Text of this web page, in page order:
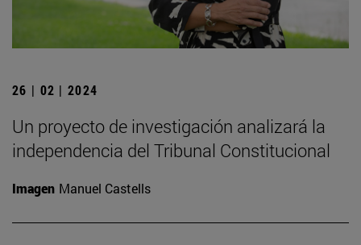
26 | 02 | 2024
Un proyecto de investigación analizará la
independencia del Tribunal Constitucional
Imagen Manuel Castells